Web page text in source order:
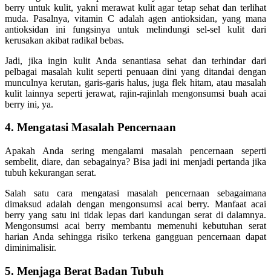
berry untuk kulit, yakni merawat kulit agar tetap sehat dan terlihat
muda. Pasalnya, vitamin C adalah agen antioksidan, yang mana
antioksidan ini fungsinya untuk melindungi sel-sel kulit dari
kerusakan akibat radikal bebas.
Jadi, jika ingin kulit Anda senantiasa sehat dan terhindar dari
pelbagai masalah kulit seperti penuaan dini yang ditandai dengan
munculnya kerutan, garis-garis halus, juga flek hitam, atau masalah
kulit lainnya seperti jerawat, rajin-rajinlah mengonsumsi buah acai
berry ini, ya.
4. Mengatasi Masalah Pencernaan
Apakah Anda sering mengalami masalah pencernaan seperti
sembelit, diare, dan sebagainya? Bisa jadi ini menjadi pertanda jika
tubuh kekurangan serat.
Salah satu cara mengatasi masalah pencernaan sebagaimana
dimaksud adalah dengan mengonsumsi acai berry. Manfaat acai
berry yang satu ini tidak lepas dari kandungan serat di dalamnya.
Mengonsumsi acai berry membantu memenuhi kebutuhan serat
harian Anda sehingga risiko terkena gangguan pencernaan dapat
diminimalisir.
5. Menjaga Berat Badan Tubuh